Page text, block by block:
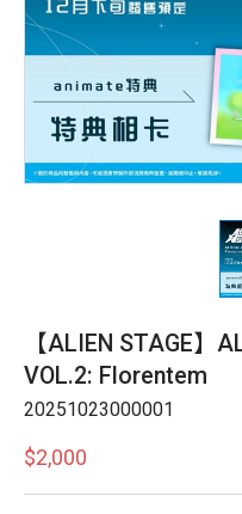
【ALIEN STAGE】
VOL.2: Florentem
20251023000001
$2,000